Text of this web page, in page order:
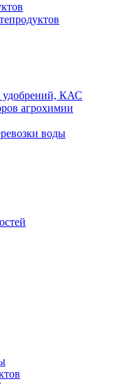
удобрений, КАС
агрохимии
воды